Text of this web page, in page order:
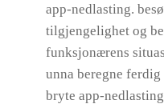
app-nedlasting.
tilgjengelighet og
funksjonærens
unna beregne
bryte app-